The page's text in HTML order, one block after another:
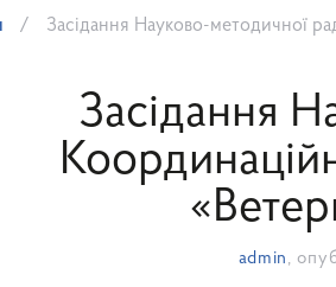
Засідання Науково-методичної
Засідання
admin ,